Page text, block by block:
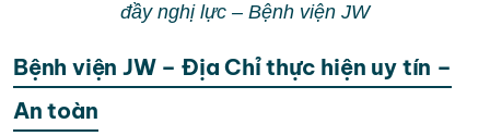
đầy nghị lực – Bệnh viện JW
Bệnh viện JW – Địa Chỉ thực hiện uy tín –
An toàn